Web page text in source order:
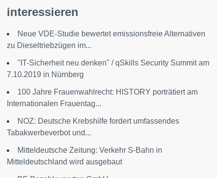
interessieren
Neue VDE-Studie bewertet emissionsfreie Alternativen
zu Dieseltriebzügen im...
"IT-Sicherheit neu denken" / qSkills Security Summit am
7.10.2019 in Nürnberg
100 Jahre Frauenwahlrecht: HISTORY porträtiert am
Internationalen Frauentag...
NOZ: Deutsche Krebshilfe fordert umfassendes
Tabakwerbeverbot und...
Mitteldeutsche Zeitung: Verkehr S-Bahn in
Mitteldeutschland wird ausgebaut